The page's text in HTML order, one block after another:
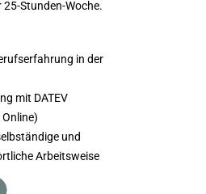
25-Stunden-Woche.
in der
mit DATEV
und
Arbeitsweise